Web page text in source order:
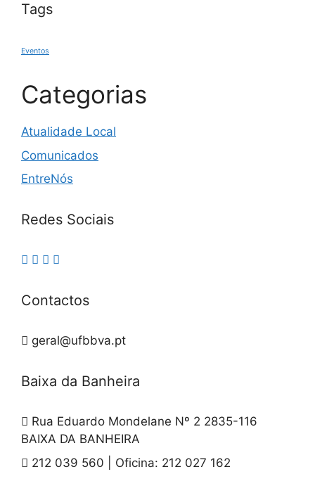
Tags
Eventos
Categorias
Atualidade Local
Comunicados
EntreNós
Redes Sociais
Contactos
geral@ufbbva.pt
Baixa da Banheira
Rua Eduardo Mondelane Nº 2 2835-116
BAIXA DA BANHEIRA
212 039 560 | Oficina: 212 027 162